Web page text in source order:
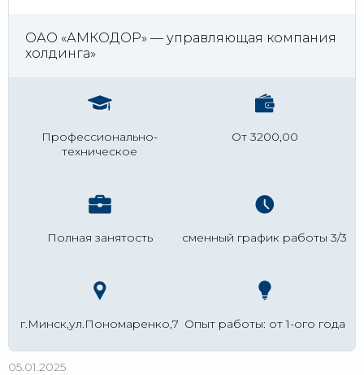
ОАО «АМКОДОР» — управляющая компания
холдинга»
Профессионально-
техническое
От 3200,00
Полная занятость сменный график работы 3/3
г.Минск,ул.Пономаренко,7 Опыт работы: от 1-ого года
05.01.2025